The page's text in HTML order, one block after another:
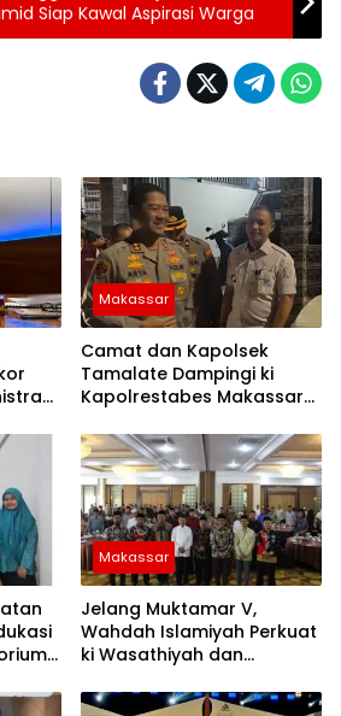
Siap Kawal Aspirasi Warga
Makassar
Camat dan Kapolsek
Tamalate Dampingi ki
Kapolrestabes Makassar
Sembako di Bontoduri
Makassar
Jelang Muktamar V,
Wahdah Islamiyah Perkuat
ki Wasathiyah dan